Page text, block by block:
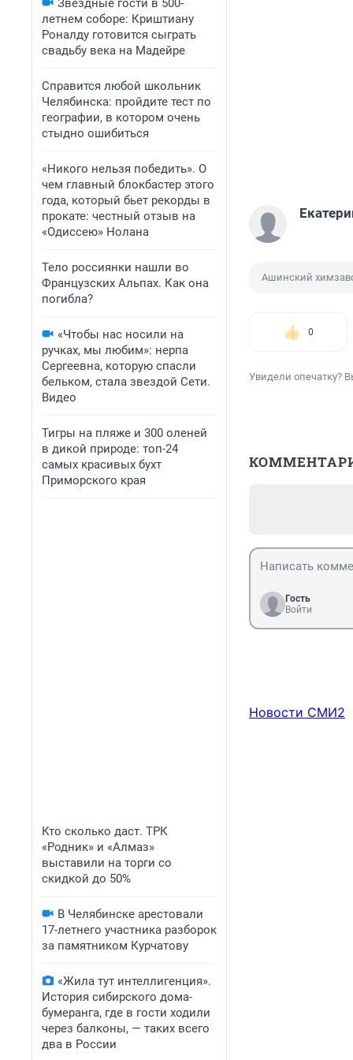
Звездные гости в 500-
летнем соборе: Криштиану
Роналду готовится сыграть
свадьбу века на Мадейре
Справится любой школьник
Челябинска: пройдите тест по
географии, в котором очень
стыдно ошибиться
«Никого нельзя победить». О
чем главный блокбастер этого
года, который бьет рекорды в
прокате: честный отзыв на
«Одиссею» Нолана
Тело россиянки нашли во
Французских Альпах. Как она
погибла?
«Чтобы нас носили на
ручках, мы любим»: нерпа
Сергеевна, которую спасли
бельком, стала звездой Сети.
Видео
Тигры на пляже и 300 оленей
в дикой природе: топ-24
самых красивых бухт
Приморского края
Кто сколько даст. ТРК
«Родник» и «Алмаз»
выставили на торги со
скидкой до 50%
В Челябинске арестовали
17-летнего участника разборок
за памятником Курчатову
«Жила тут интеллигенция».
История сибирского дома-
бумеранга, где в гости ходили
через балконы, — таких всего
два в России
Ашинский
0
Увидели опечатку?
Гость
Войти
Новости СМИ2